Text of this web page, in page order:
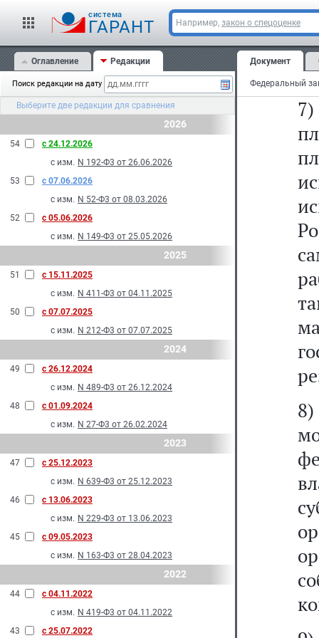
cистема
ГАРАНТ Например, закон о спецоценке
Оглавление Редакции
Поиск редакции на дату
Выберите две редакции для сравнения
2026
54
с 24.12.2026
с изм. N 192-Ф3 от 26.06.2026
53
с 07.06.2026
с изм. N 52-Ф3 от 08.03.2026
52
с 05.06.2026
с изм. N 149-Ф3 от 25.05.2026
2025
51
с 15.11.2025
с изм. N 411-Ф3 от 04.11.2025
50
с 07.07.2025
с изм. N 212-Ф3 от 07.07.2025
2024
49
с 26.12.2024
с изм. N 489-Ф3 от 26.12.2024
48
с 01.09.2024
с изм. N 27-Ф3 от 26.02.2024
2023
47
с 25.12.2023
с изм. N 639-Ф3 от 25.12.2023
46
с 13.06.2023
с изм. N 229-Ф3 от 13.06.2023
45
с 09.05.2023
с изм. N 163-Ф3 от 28.04.2023
2022
44
с 04.11.2022
с изм. N 419-Ф3 от 04.11.2022
43
с 25.07.2022
Документ